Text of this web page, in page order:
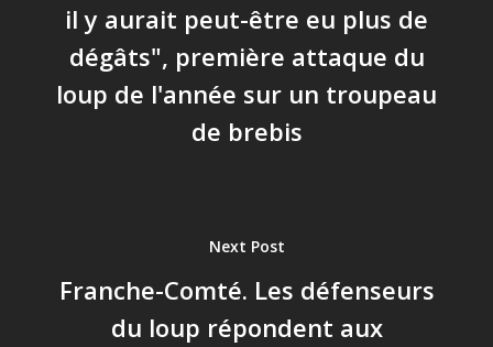
il y aurait peut-être eu plus de
dégâts", première attaque du
loup de l'année sur un troupeau
de brebis
Next Post
Franche-Comté. Les défenseurs
du loup répondent aux